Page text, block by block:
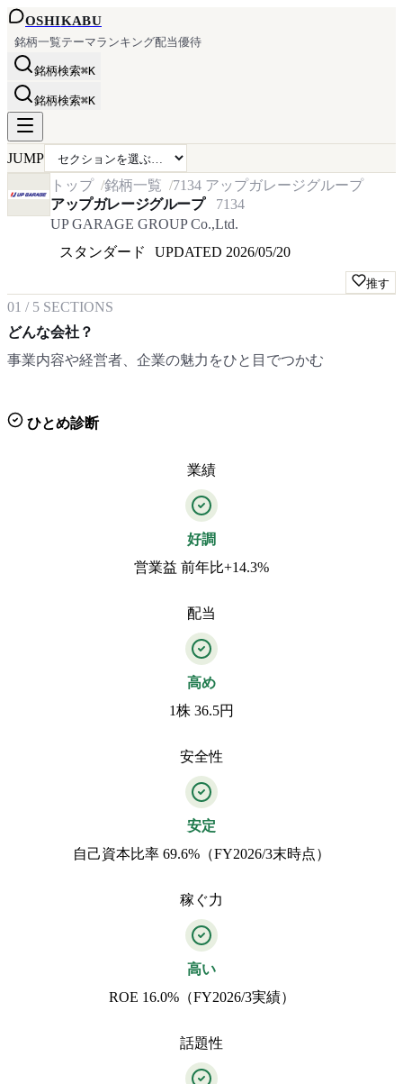
OSHIKABU
銘柄一覧テーマランキング配当優待
銘柄検索⌘K
銘柄検索⌘K
JUMP
トップ
銘柄一覧 7134 アップガレージグループ
アップガレージグループ
7134
UP GARAGE GROUP Co.,Ltd.
スタンダード
UPDATED 2026/05/20
推す
01 / 5 SECTIONS
どんな会社？
事業内容や経営者、企業の魅力をひと目でつかむ
ひとめ診断
業績
好調
営業益 前年比+14.3%
配当
高め
1株 36.5円
安全性
安定
自己資本比率 69.6%（FY2026/3末時点）
稼ぐ力
高い
ROE 16.0%（FY2026/3実績）
話題性